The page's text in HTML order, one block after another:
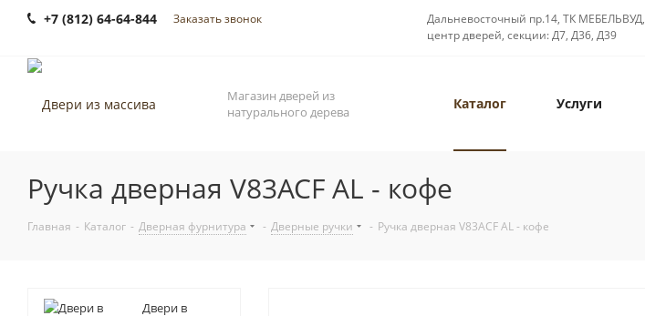
+7 (812) 64-64-844 Заказать звонок
Дальневосточный пр.14, ТК МЕБЕЛЬВУД,
центр дверей, секции: Д7, Д36, Д39
Магазин дверей из
натурального дерева
Каталог Услуги
Ручка дверная V83ACF AL - кофе
Главная - Каталог - Дверная фурнитура - Дверные ручки - Ручка дверная V83ACF AL - кофе
Двери в